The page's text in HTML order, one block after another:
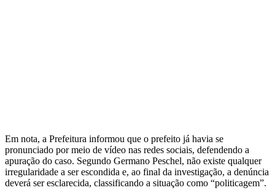
Em nota, a Prefeitura informou que o prefeito já havia se
pronunciado por meio de vídeo nas redes sociais, defendendo a
apuração do caso. Segundo Germano Peschel, não existe qualquer
irregularidade a ser escondida e, ao final da investigação, a denúncia
deverá ser esclarecida, classificando a situação como “politicagem”.